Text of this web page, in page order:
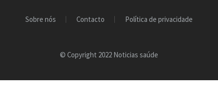
Sobre nós Contacto Política de privacidade
© Copyright 2022 Noticias saúde